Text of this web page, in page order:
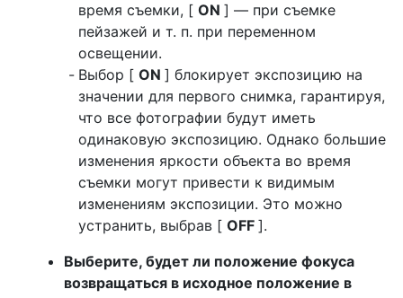
время съемки, [ ON ] — при съемке
пейзажей и т. п. при переменном
освещении.
Выбор [ ON ] блокирует экспозицию на
значении для первого снимка, гарантируя,
что все фотографии будут иметь
одинаковую экспозицию. Однако большие
изменения яркости объекта во время
съемки могут привести к видимым
изменениям экспозиции. Это можно
устранить, выбрав [ OFF ].
Выберите, будет ли положение фокуса
возвращаться в исходное положение в